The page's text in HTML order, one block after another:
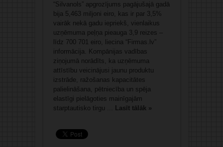
“Silvanols” apgrozījums pagājušajā gadā
bija 5,463 miljoni eiro, kas ir par 3,5%
vairāk nekā gadu iepriekš, vienlaikus
uzņēmuma peļņa pieauga 3,9 reizes –
līdz 700 701 eiro, liecina “Firmas.lv”
informācija. Kompānijas vadības
ziņojumā norādīts, ka uzņēmuma
attīstību veicinājusi jaunu produktu
izstrāde, ražošanas kapacitātes
palielināšana, pētniecība un spēja
elastīgi pielāgoties mainīgajām
starptautisko tirgu ... Lasīt tālāk »